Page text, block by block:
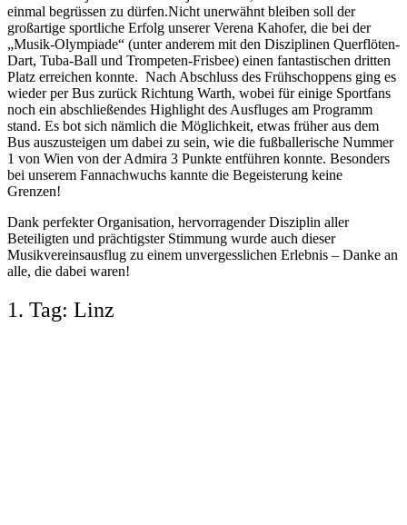
einmal begrüssen zu dürfen.Nicht unerwähnt bleiben soll der
großartige sportliche Erfolg unserer Verena Kahofer, die bei der
„Musik-Olympiade“ (unter anderem mit den Disziplinen Querflöten-
Dart, Tuba-Ball und Trompeten-Frisbee) einen fantastischen dritten
Platz erreichen konnte. Nach Abschluss des Frühschoppens ging es
wieder per Bus zurück Richtung Warth, wobei für einige Sportfans
noch ein abschließendes Highlight des Ausfluges am Programm
stand. Es bot sich nämlich die Möglichkeit, etwas früher aus dem
Bus auszusteigen um dabei zu sein, wie die fußballerische Nummer
1 von Wien von der Admira 3 Punkte entführen konnte. Besonders
bei unserem Fannachwuchs kannte die Begeisterung keine
Grenzen!
Dank perfekter Organisation, hervorragender Disziplin aller
Beteiligten und prächtigster Stimmung wurde auch dieser
Musikvereinsausflug zu einem unvergesslichen Erlebnis – Danke an
alle, die dabei waren!
1. Tag: Linz